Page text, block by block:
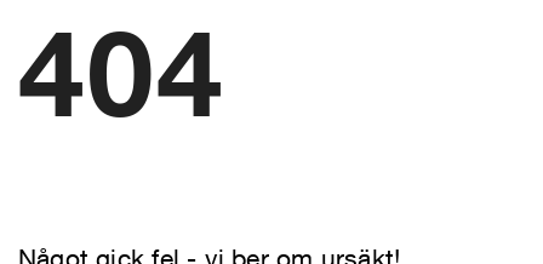
404